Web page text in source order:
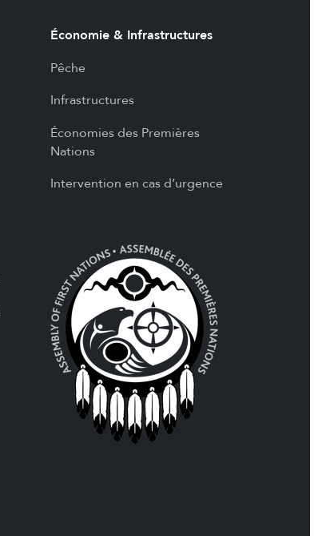
Économie & Infrastructures
Pêche
Infrastructures
Économies des Premières
Nations
Intervention en cas d’urgence